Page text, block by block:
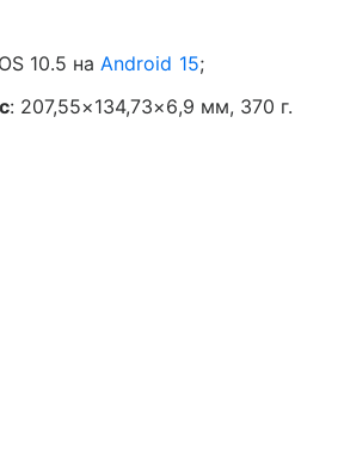
10.5 на Android 15;
: 207,55×134,73×6,9 мм, 370 г.